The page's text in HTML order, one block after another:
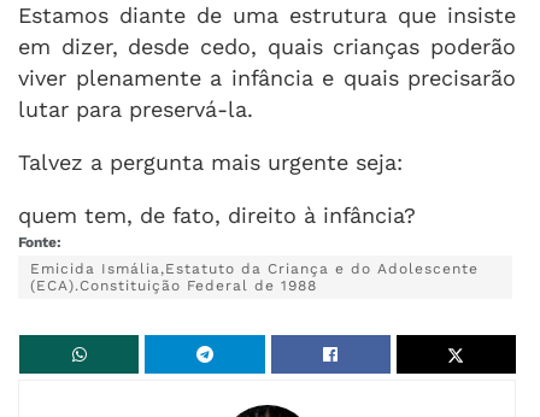
Estamos diante de uma estrutura que insiste
em dizer, desde cedo, quais crianças poderão
viver plenamente a infância e quais precisarão
lutar para preservá-la.
Talvez a pergunta mais urgente seja:
quem tem, de fato, direito à infância?
Fonte:
Emicida Ismália,Estatuto da Criança e do Adolescente
(ECA).Constituição Federal de 1988